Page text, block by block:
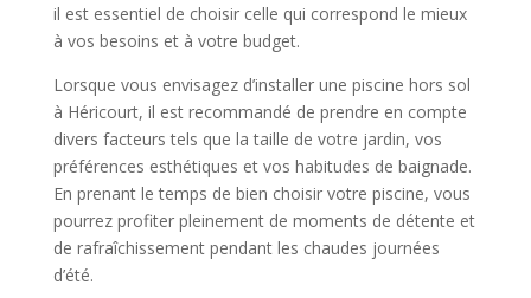
il est essentiel de choisir celle qui correspond le mieux
à vos besoins et à votre budget.
Lorsque vous envisagez d’installer une piscine hors sol
à Héricourt, il est recommandé de prendre en compte
divers facteurs tels que la taille de votre jardin, vos
préférences esthétiques et vos habitudes de baignade.
En prenant le temps de bien choisir votre piscine, vous
pourrez profiter pleinement de moments de détente et
de rafraîchissement pendant les chaudes journées
d’été.